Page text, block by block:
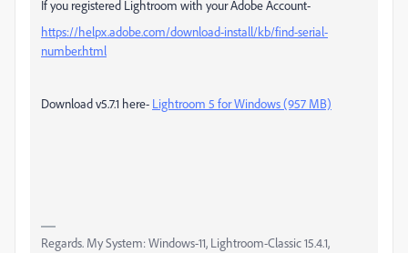
If you registered Lightroom with your Adobe Account-
https://helpx.adobe.com/download-install/kb/find-serial-
number.html
Download v5.7.1 here- Lightroom 5 for Windows (957 MB)
Regards. My System: Windows-11, Lightroom-Classic 15.4.1,